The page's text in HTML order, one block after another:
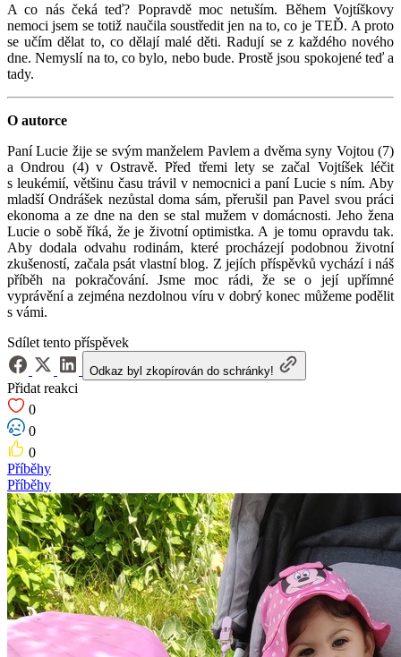
A co nás čeká teď? Popravdě moc netuším. Během Vojtíškovy
nemoci jsem se totiž naučila soustředit jen na to, co je TEĎ. A proto
se učím dělat to, co dělají malé děti. Radují se z každého nového
dne. Nemyslí na to, co bylo, nebo bude. Prostě jsou spokojené teď a
tady.
O autorce
Paní Lucie žije se svým manželem Pavlem a dvěma syny Vojtou (7)
a Ondrou (4) v Ostravě. Před třemi lety se začal Vojtíšek léčit
s leukémií, většinu času trávil v nemocnici a paní Lucie s ním. Aby
mladší Ondrášek nezůstal doma sám, přerušil pan Pavel svou práci
ekonoma a ze dne na den se stal mužem v domácnosti. Jeho žena
Lucie o sobě říká, že je životní optimistka. A je tomu opravdu tak.
Aby dodala odvahu rodinám, které procházejí podobnou životní
zkušeností, začala psát vlastní blog. Z jejích příspěvků vychází i náš
příběh na pokračování. Jsme moc rádi, že se o její upřímné
vyprávění a zejména nezdolnou víru v dobrý konec můžeme podělit
s vámi.
Sdílet tento příspěvek
Odkaz byl zkopírován do schránky!
Přidat reakci
0
0
0
Příběhy
Příběhy